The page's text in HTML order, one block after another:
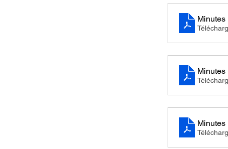
Minutes
Minutes
Minutes